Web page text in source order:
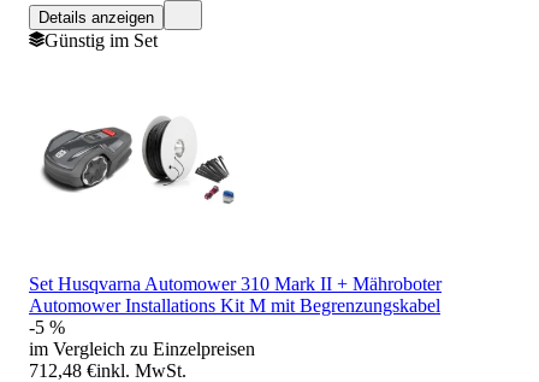
Details anzeigen
Günstig im Set
Set Husqvarna Automower 310 Mark II + Mähroboter
Automower Installations Kit M mit Begrenzungskabel
-5 %
im Vergleich zu Einzelpreisen
712,48 €inkl. MwSt.